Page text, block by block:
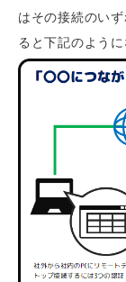
はその接続のい
ると下記のように